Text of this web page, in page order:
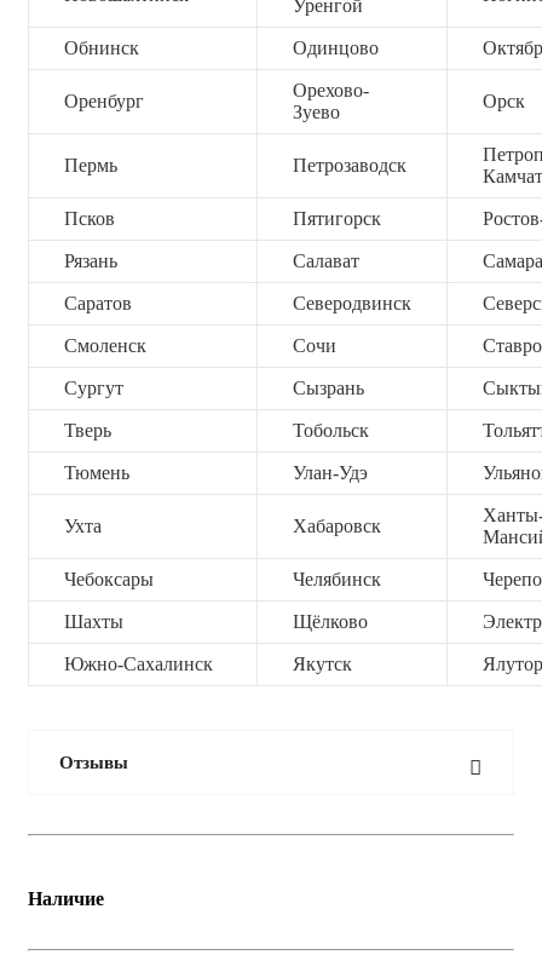
Уренгой
Обнинск Одинцово
Оренбург
Орехово-
Зуево
Орск
Пермь Петрозаводск
Псков Пятигорск
Рязань Салават Самара
Саратов Северодвинск
Смоленск Сочи
Сургут Сызрань
Тверь Тобольск
Тюмень Улан-Удэ
Ухта Хабаровск
Чебоксары Челябинск
Шахты Щёлково
Южно-Сахалинск Якутск
Отзывы
Наличие